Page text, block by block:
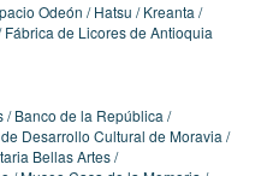
Odeón Hatsu
Kreanta
Fábrica de Licores de Antioquia
Banco de la República
Desarrollo Cultural de Moravia
Bellas Artes